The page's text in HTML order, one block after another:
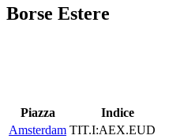
Borse Estere
Piazza Indice
Amsterdam TIT.I:AEX.EUD